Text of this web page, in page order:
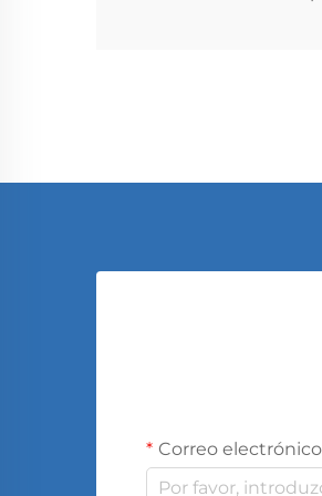
Correo electrónico